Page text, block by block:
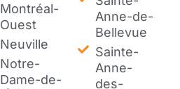
Montréal-
Ouest
Neuville
Notre-
Dame-de-
Anne-de-
Bellevue
Sainte-
Anne-
des-